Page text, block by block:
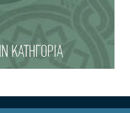
ΚΑΤΗΓΟΡΙΑ